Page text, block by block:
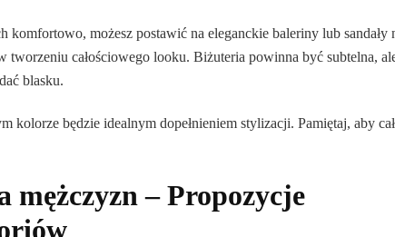
możesz postawić na eleganckie baleriny lub sandały
całościowego looku. Biżuteria powinna być subtelna,
blasku.
kolorze będzie idealnym dopełnieniem stylizacji. Pamiętaj, aby
mężczyzn – Propozycje